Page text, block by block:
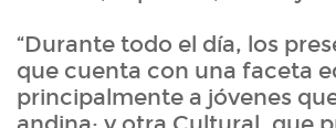
“Durante todo el día, los
que cuenta con una faceta
principalmente a jóvenes